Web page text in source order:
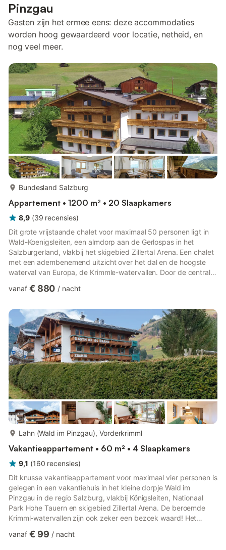
Pinzgau
Gasten zijn het ermee eens: deze accommodaties
worden hoog gewaardeerd voor locatie, netheid, en
nog veel meer.
Bundesland Salzburg
Appartement • 1200 m² • 20 Slaapkamers
8,9 (39 recensies)
Dit grote vrijstaande chalet voor maximaal 50 personen ligt in
Wald-Koenigsleiten, een almdorp aan de Gerlospas in het
Salzburgerland, vlakbij het skigebied Zillertal Arena. Een chalet
met een adembenemend uitzicht over het dal en de hoogste
waterval van Europa, de Krimmle-watervallen. Door de centrale
grote skigebieden met in totaal bijna 400 km aan pistes op
(Königleiten – Gerlos), Wildkogel Arena (Neukirchen –
Bramberg) en Kitzbühel Arena (Hollersbach – Kitzbühel). De
skibu...
vanaf € 880 / nacht
Lahn (Wald im Pinzgau), Vorderkrimml
Vakantieappartement • 60 m² • 4 Slaapkamers
9,1 (160 recensies)
Dit knusse vakantieappartement voor maximaal vier personen is
gelegen in een vakantiehuis in het kleine dorpje Wald im
Pinzgau in de regio Salzburg, vlakbij Königsleiten, Nationaal
Park Hohe Tauern en skigebied Zillertal Arena. De beroemde
Krimml-watervallen zijn ook zeker een bezoek waard! Het
een tweepersoonsbed en een tweepersoons slaapbank, een
vanaf € 99 / nacht